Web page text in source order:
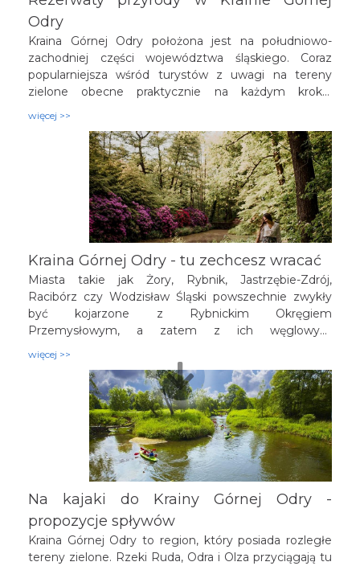
Odry
Kraina Górnej Odry położona jest na południowo-
zachodniej części województwa śląskiego. Coraz
popularniejsza wśród turystów z uwagi na tereny
zielone obecne praktycznie na każdym kroku.
przyciąga rodziny, rowerzystów i kajakarzy. Idealne na
dłuższy spacer, rowerową przejażdżkę i piknik w
otoczeniu przyrody.
więcej >>
Kraina Górnej Odry - tu zechcesz wracać
Miasta takie jak Żory, Rybnik, Jastrzębie-Zdrój,
Racibórz czy Wodzisław Śląski powszechnie zwykły
być kojarzone z Rybnickim Okręgiem
Przemysłowym, a zatem z ich węglowym
istocie zaś, miejskie te ośrodki wespół z przyległymi
do nich gminami skupionymi w Związku Subregionu
Zachodniego kuszą turystów pod nowym wspólnym
mianem Krainy Górnej Odry. Druga co do wielkości
rzeka Polski wytyczyła w tym regionie oś, zwracając
przy tym uwagę na przyrodnicze piękno zachodniej
części województwa śląskiego. Jak więc doświadczyć
tych terenów? Najlepiej odkrywając ich naturalne
atrakcje aktywnie, na świeżym powietrzu!
więcej >>
Na kajaki do Krainy Górnej Odry -
propozycje spływów
Kraina Górnej Odry to region, który posiada rozległe
tereny zielone. Rzeki Ruda, Odra i Olza przyciągają tu